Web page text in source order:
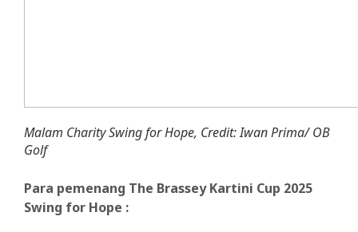
Malam Charity Swing for Hope, Credit: Iwan Prima/ OB
Golf
Para pemenang The Brassey Kartini Cup 2025
Swing for Hope :